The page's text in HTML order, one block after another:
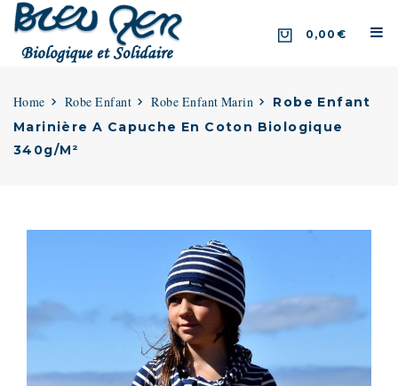
0,00€
Home Robe Enfant Robe Enfant Marin
Robe Enfant
Marinière A Capuche En Coton Biologique
340g/m²